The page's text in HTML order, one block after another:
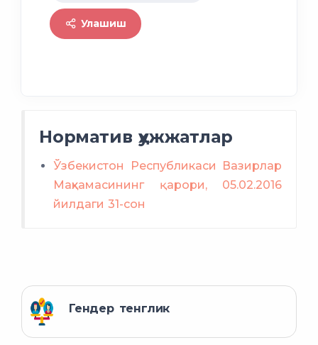
Улашиш
Норматив ҳужжатлар
Ўзбекистон Республикаси Вазирлар
Маҳкамасининг қарори, 05.02.2016
йилдаги 31-сон
Гендер тенглик